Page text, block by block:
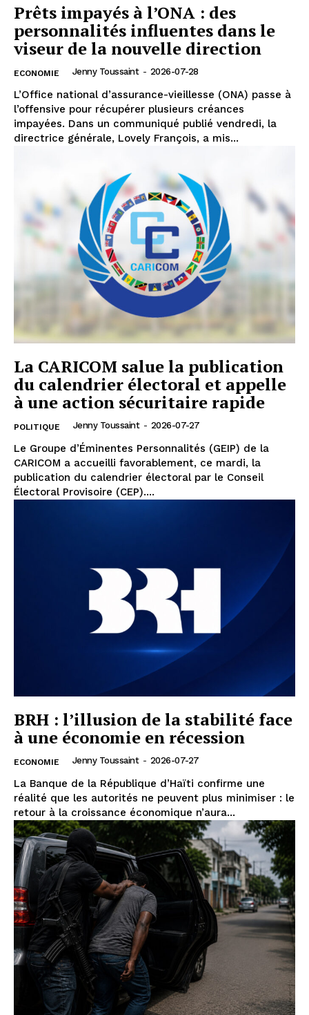
Prêts impayés à l’ONA : des
personnalités influentes dans le
viseur de la nouvelle direction
ECONOMIE Jenny Toussaint - 2026-07-28
L’Office national d’assurance-vieillesse (ONA) passe à
l’offensive pour récupérer plusieurs créances
impayées. Dans un communiqué publié vendredi, la
directrice générale, Lovely François, a mis...
La CARICOM salue la publication
du calendrier électoral et appelle
à une action sécuritaire rapide
POLITIQUE Jenny Toussaint - 2026-07-27
Le Groupe d’Éminentes Personnalités (GEIP) de la
CARICOM a accueilli favorablement, ce mardi, la
publication du calendrier électoral par le Conseil
Électoral Provisoire (CEP)....
BRH : l’illusion de la stabilité face
à une économie en récession
ECONOMIE Jenny Toussaint - 2026-07-27
La Banque de la République d’Haïti confirme une
réalité que les autorités ne peuvent plus minimiser : le
retour à la croissance économique n’aura...